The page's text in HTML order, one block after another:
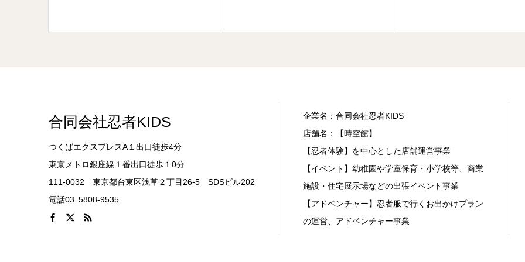
合同会社忍者KIDS
つくばエクスプレスA１出口徒歩4分
東京メトロ銀座線１番出口徒歩１0分
111-0032 東京都台東区浅草２丁目26-5 SDSビル202
電話03ｰ5808-9535
企業名：合同会社忍者KIDS
店舗名：【時空館】
【忍者体験】を中心とした店舗運営事業
【イベント】幼稚園や学童保育・小学校等、商業
施設・住宅展示場などの出張イベント事業
【アドベンチャー】忍者服で行くお出かけプラン
の運営、アドベンチャー事業